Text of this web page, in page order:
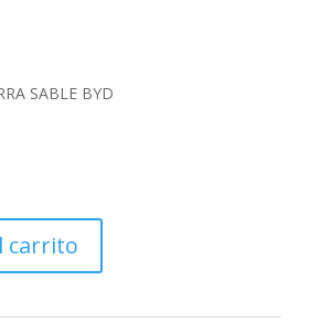
SABLE BYD
carrito